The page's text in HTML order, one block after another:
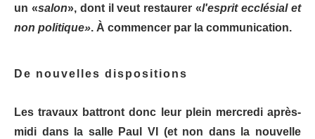
un «salon», dont il veut restaurer «l'esprit ecclésial et
non politique». À commencer par la communication.
De nouvelles dispositions
Les travaux battront donc leur plein mercredi après-
midi dans la salle Paul VI (et non dans la nouvelle